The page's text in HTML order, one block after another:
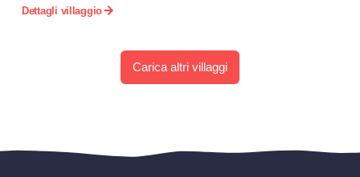
Dettagli villaggio
Carica altri villaggi